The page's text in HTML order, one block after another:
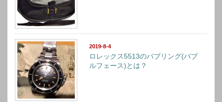
2019-8-4
ロレックス5513のバブリング(バブ
ルフェース)とは？